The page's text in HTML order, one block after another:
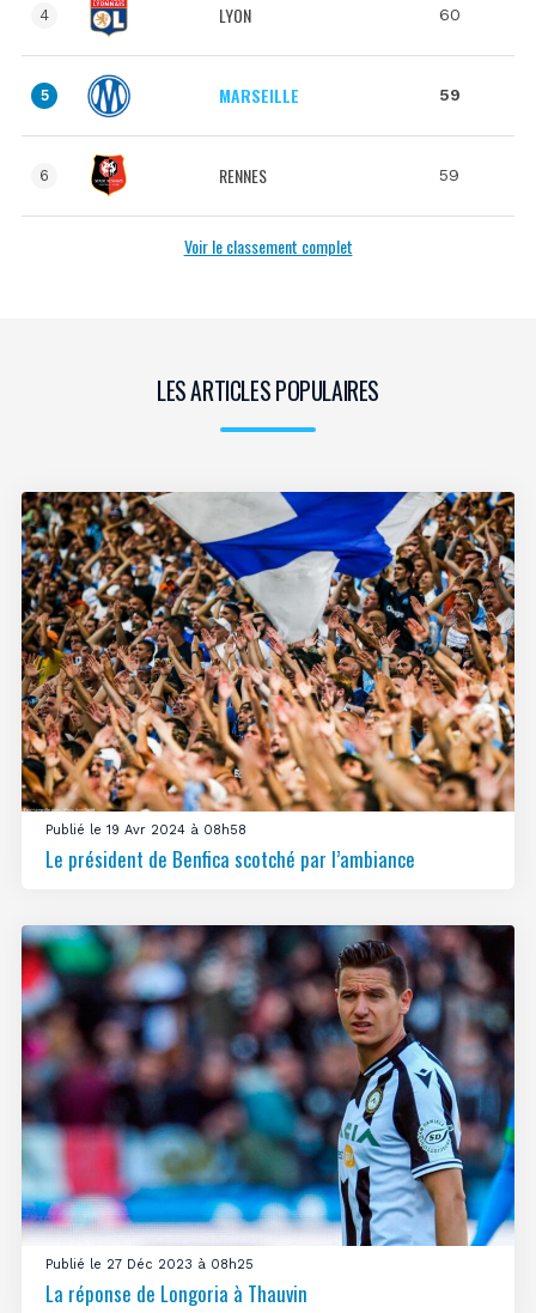
4 LYON 60
5 MARSEILLE 59
6 RENNES 59
Voir le classement complet
LES ARTICLES POPULAIRES
Publié le 19 Avr 2024 à 08h58
Le président de Benfica scotché par l’ambiance
Publié le 27 Déc 2023 à 08h25
La réponse de Longoria à Thauvin